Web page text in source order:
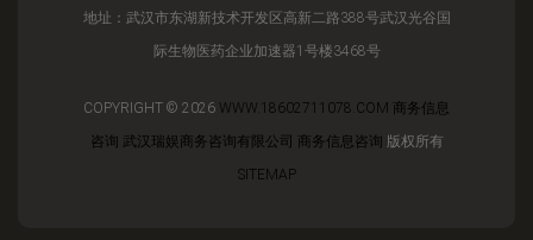
地址：武汉市东湖新技术开发区高新二路388号武汉光谷国
际生物医药企业加速器1号楼3468号
COPYRIGHT © 2026 WWW.18602711078.COM 商务信息
咨询 武汉瑞娱商务咨询有限公司 商务信息咨询 版权所有
SITEMAP